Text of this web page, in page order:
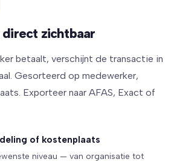
zichtbaar
betaalt, verschijnt de transactie in
Gesorteerd op medewerker,
Exporteer naar AFAS, Exact of
of kostenplaats
niveau — van organisatie tot